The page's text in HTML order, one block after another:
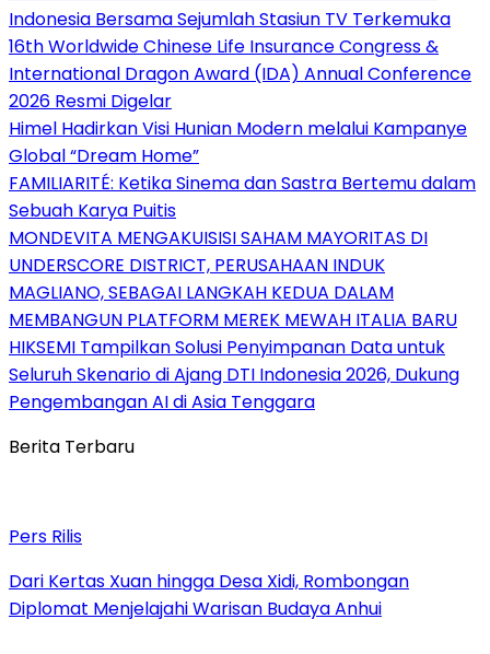
Indonesia Bersama Sejumlah Stasiun TV Terkemuka
16th Worldwide Chinese Life Insurance Congress &
International Dragon Award (IDA) Annual Conference
2026 Resmi Digelar
Himel Hadirkan Visi Hunian Modern melalui Kampanye
Global “Dream Home”
FAMILIARITÉ: Ketika Sinema dan Sastra Bertemu dalam
Sebuah Karya Puitis
MONDEVITA MENGAKUISISI SAHAM MAYORITAS DI
UNDERSCORE DISTRICT, PERUSAHAAN INDUK
MAGLIANO, SEBAGAI LANGKAH KEDUA DALAM
MEMBANGUN PLATFORM MEREK MEWAH ITALIA BARU
HIKSEMI Tampilkan Solusi Penyimpanan Data untuk
Seluruh Skenario di Ajang DTI Indonesia 2026, Dukung
Pengembangan AI di Asia Tenggara
Berita Terbaru
Pers Rilis
Dari Kertas Xuan hingga Desa Xidi, Rombongan
Diplomat Menjelajahi Warisan Budaya Anhui